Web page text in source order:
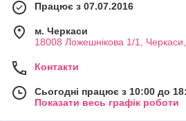
Працює з 07.07.2016
м. Черкаси
18008 Ложешнікова 1/1,
Контакти
Сьогодні працює з 10:00 до
Показати весь графік роботи